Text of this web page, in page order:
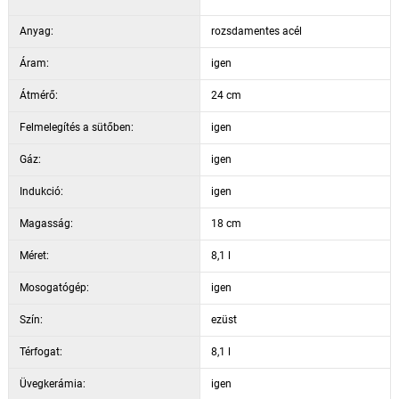
Anyag: rozsdamentes acél
Áram: igen
Átmérő: 24 cm
Felmelegítés a sütőben: igen
Gáz: igen
Indukció: igen
Magasság: 18 cm
Méret: 8,1 l
Mosogatógép: igen
Szín: ezüst
Térfogat: 8,1 l
Üvegkerámia: igen